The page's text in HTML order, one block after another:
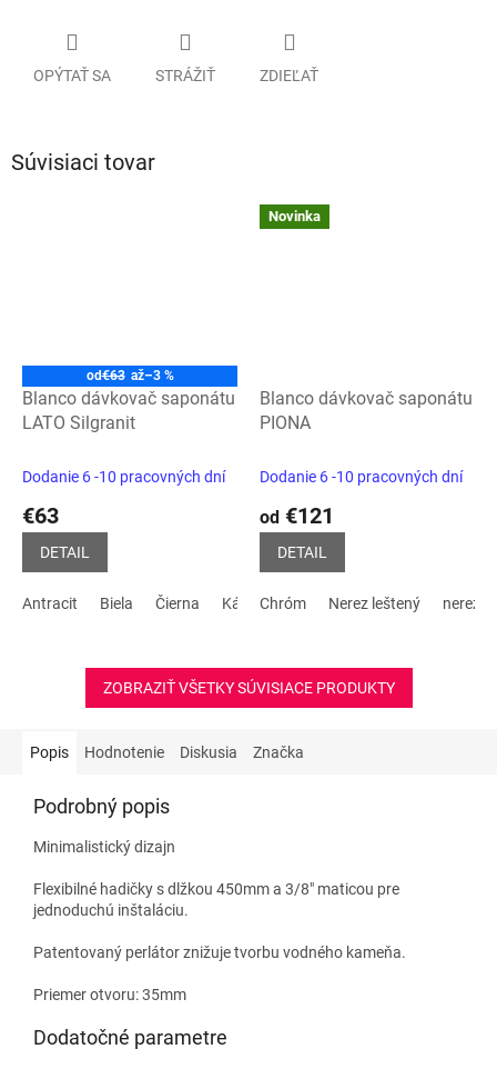
OPÝTAŤ SA STRÁŽIŤ ZDIEĽAŤ
Súvisiaci tovar
od€63 až–3 %
Blanco dávkovač saponátu
LATO Silgranit
Dodanie 6 -10 pracovných dní
€63
DETAIL
Antracit Biela Čierna Kávová Sivá skala Tartufo biela
Novinka
Blanco dávkovač saponátu
PIONA
Dodanie 6 -10 pracovných dní
od €121
DETAIL
Chróm Nerez leštený nerez
ZOBRAZIŤ VŠETKY SÚVISIACE PRODUKTY
Popis Hodnotenie Diskusia Značka
Podrobný popis
Minimalistický dizajn
Flexibilné hadičky s dlžkou 450mm a 3/8" maticou pre
jednoduchú inštaláciu.
Patentovaný perlátor znižuje tvorbu vodného kameňa.
Priemer otvoru: 35mm
Dodatočné parametre